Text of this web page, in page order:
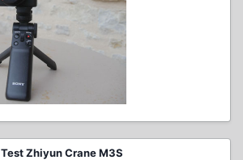
Test Zhiyun Crane M3S